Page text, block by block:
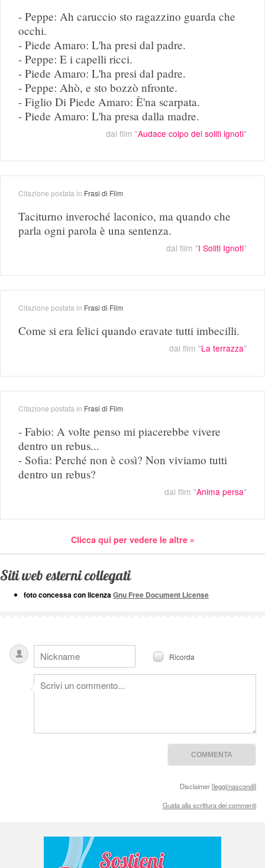
- Peppe: Ah caruccio sto ragazzino guarda che
occhi.
- Piede Amaro: L'ha presi dal padre.
- Peppe: E i capelli ricci.
- Piede Amaro: L'ha presi dal padre.
- Peppe: Ahò, e sto bozzò nfronte.
- Figlio Di Piede Amaro: È'na scarpata.
- Piede Amaro: L'ha presa dalla madre.
dal film "Audace colpo dei soliti ignoti"
Citazione postata in Frasi di Film
Taciturno inveroché laconico, ma quando che
parla ogni parola è una sentenza.
dal film "I Soliti Ignoti"
Citazione postata in Frasi di Film
Come si era felici quando eravate tutti imbecilli.
dal film "La terrazza"
Citazione postata in Frasi di Film
- Fabio: A volte penso mi piacerebbe vivere
dentro un rebus...
- Sofia: Perché non è così? Non viviamo tutti
dentro un rebus?
dal film "Anima persa"
Clicca qui per vedere le altre »
Siti web esterni collegati
foto concessa con licenzaGnu Free Document License
Ricorda
Disclaimer [leggi/nascondi]
Guida alla scrittura dei commenti